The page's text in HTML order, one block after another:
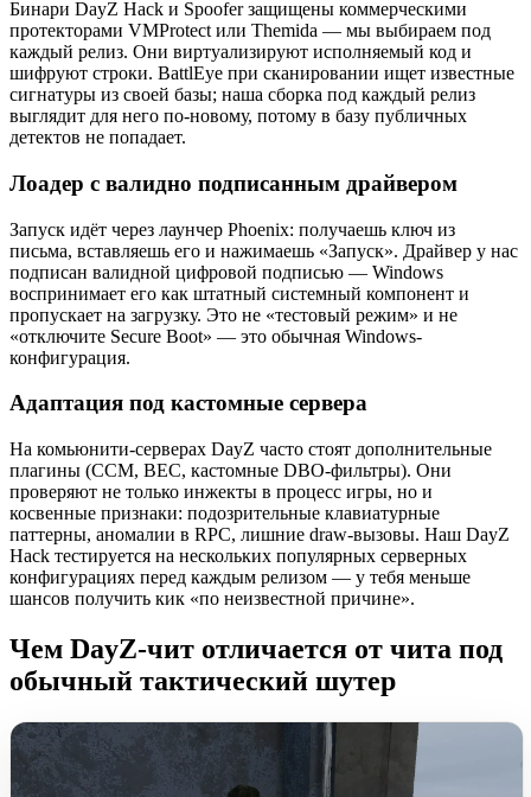
Бинари DayZ Hack и Spoofer защищены коммерческими
протекторами VMProtect или Themida — мы выбираем под
каждый релиз. Они виртуализируют исполняемый код и
шифруют строки. BattlEye при сканировании ищет известные
сигнатуры из своей базы; наша сборка под каждый релиз
выглядит для него по-новому, потому в базу публичных
детектов не попадает.
Лоадер с валидно подписанным драйвером
Запуск идёт через лаунчер Phoenix: получаешь ключ из
письма, вставляешь его и нажимаешь «Запуск». Драйвер у нас
подписан валидной цифровой подписью — Windows
воспринимает его как штатный системный компонент и
пропускает на загрузку. Это не «тестовый режим» и не
«отключите Secure Boot» — это обычная Windows-
конфигурация.
Адаптация под кастомные сервера
На комьюнити-серверах DayZ часто стоят дополнительные
плагины (CCM, BEC, кастомные DBO-фильтры). Они
проверяют не только инжекты в процесс игры, но и
косвенные признаки: подозрительные клавиатурные
паттерны, аномалии в RPC, лишние draw-вызовы. Наш DayZ
Hack тестируется на нескольких популярных серверных
конфигурациях перед каждым релизом — у тебя меньше
шансов получить кик «по неизвестной причине».
Чем DayZ-чит отличается от чита под
обычный тактический шутер